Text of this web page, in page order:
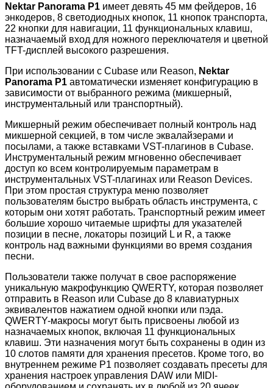
Nektar Panorama P1 имеет девять 45 мм фейдеров, 16
энкодеров, 8 светодиодных кнопок, 11 кнопок транспорта,
22 кнопки для навигации, 11 функциональных клавиш,
назначаемый вход для ножного переключателя и цветной
TFT-дисплей высокого разрешения.
При использовании с Cubase или Reason, Nektar
Panorama P1 автоматически изменяет конфигурацию в
зависимости от выбранного режима (микшерный,
инструментальный или транспортный).
Микшерный режим обеспечивает полный контроль над
микшерной секцией, в том числе эквалайзерами и
посылами, а также вставками VST-плагинов в Cubase.
Инструментальный режим мгновенно обеспечивает
доступ ко всем контролируемым параметрам в
инструментальных VST-плагинах или Reason Devices.
При этом простая структура меню позволяет
пользователям быстро выбрать область инструмента, с
которым они хотят работать. Транспортный режим имеет
большие хорошо читаемые шрифты для указателей
позиции в песне, локаторы позиций L и R, а также
контроль над важными функциями во время создания
песни.
Пользователи также получат в свое распоряжение
уникальную макрофункцию QWERTY, которая позволяет
отправить в Reason или Cubase до 8 клавиатурных
эквивалентов нажатием одной кнопки или пэда.
QWERTY-макросы могут быть присвоены любой из
назначаемых кнопок, включая 11 функциональных
клавиш. Эти назначения могут быть сохранены в один из
10 слотов памяти для хранения пресетов. Кроме того, во
внутреннем режиме P1 позволяет создавать пресеты для
хранения настроек управления DAW или MIDI-